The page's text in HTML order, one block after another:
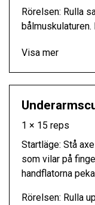
Rörelsen: Rulla
bålmuskulaturen.
Visa mer
1 × 15 reps
Startläge: Stå
som vilar på
handflatorna
Rörelsen: Rulla